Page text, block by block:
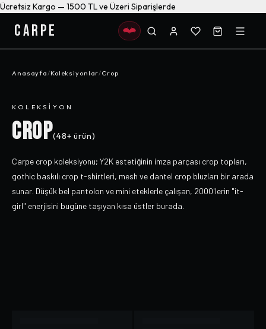
Ücretsiz Kargo — 1500 TL ve Üzeri Siparişlerde
CARPE
Anasayfa/Koleksiyonlar/Crop
KOLEKSIYON
CROP(48+ ürün)
Carpe crop koleksiyonu; Y2K estetiğinin imza parçası crop topları,
gothic baskılı crop t-shirtleri, mesh ve dantel crop bluzları bir arada
sunar. Düşük bel pantolon ve mini eteklerle çalışan, 2000'lerin "it-
girl" enerjisini bugüne taşıyan kısa üstler burada.